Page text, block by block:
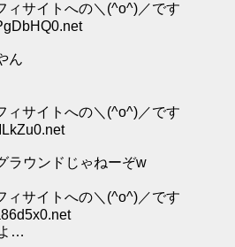
ィサイトへの＼(^o^)／です
ん
ィサイトへの＼(^o^)／です
ラウンドじゃねーぞw
ィサイトへの＼(^o^)／です
…